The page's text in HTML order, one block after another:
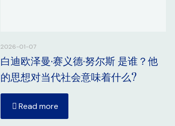
2026-01-07
白迪欧泽曼·赛义德·努尔斯 是谁？他
的思想对当代社会意味着什么?
Read more